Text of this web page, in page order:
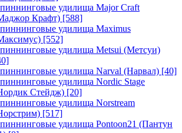
удилища Major Craft
Крафт) [588]
удилища Maximus
[552]
удилища Metsui (Метсуи)
удилища Narval (Нарвал) [40]
удилища Nordic Stage
Стейдж) [20]
удилища Norstream
[517]
удилища Pontoon21 (Пантун